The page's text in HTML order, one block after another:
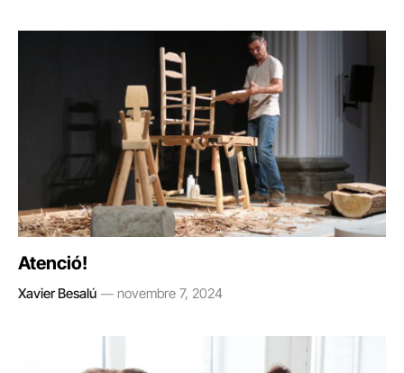
Atenció!
Xavier Besalú novembre 7, 2024